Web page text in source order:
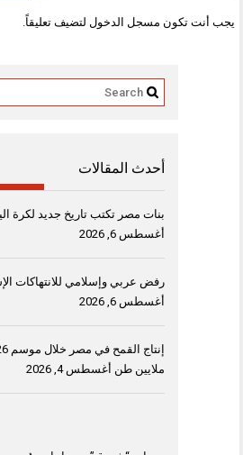
يجب أنت تكون مسجل الدخول لتضيف تعليقاً.
أحدث المقالات
بنات مصر تكتب تاريخ جديد لكرة
أغسطس 6, 2026
رفض عربي وإسلامي للانتهاكات
أغسطس 6, 2026
ملايين طن أغسطس 4, 2026